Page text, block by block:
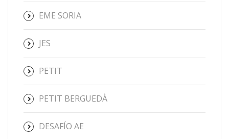
EME SORIA
JES
PETIT
PETIT BERGUEDÀ
DESAFÍO AE